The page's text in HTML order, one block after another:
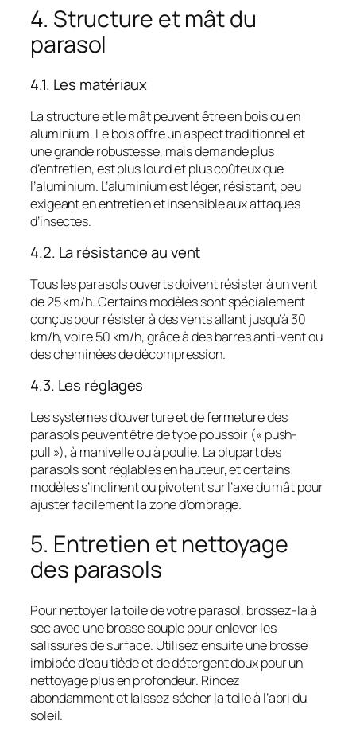
4. Structure et mât du
parasol
4.1. Les matériaux
La structure et le mât peuvent être en bois ou en
aluminium. Le bois offre un aspect traditionnel et
une grande robustesse, mais demande plus
d’entretien, est plus lourd et plus coûteux que
l’aluminium. L’aluminium est léger, résistant, peu
exigeant en entretien et insensible aux attaques
d’insectes.
4.2. La résistance au vent
Tous les parasols ouverts doivent résister à un vent
de 25 km/h. Certains modèles sont spécialement
conçus pour résister à des vents allant jusqu’à 30
km/h, voire 50 km/h, grâce à des barres anti-vent ou
des cheminées de décompression.
4.3. Les réglages
Les systèmes d’ouverture et de fermeture des
parasols peuvent être de type poussoir (« push-
pull »), à manivelle ou à poulie. La plupart des
parasols sont réglables en hauteur, et certains
modèles s’inclinent ou pivotent sur l’axe du mât pour
ajuster facilement la zone d’ombrage.
5. Entretien et nettoyage
des parasols
Pour nettoyer la toile de votre parasol, brossez-la à
sec avec une brosse souple pour enlever les
salissures de surface. Utilisez ensuite une brosse
imbibée d’eau tiède et de détergent doux pour un
nettoyage plus en profondeur. Rincez
abondamment et laissez sécher la toile à l’abri du
soleil.